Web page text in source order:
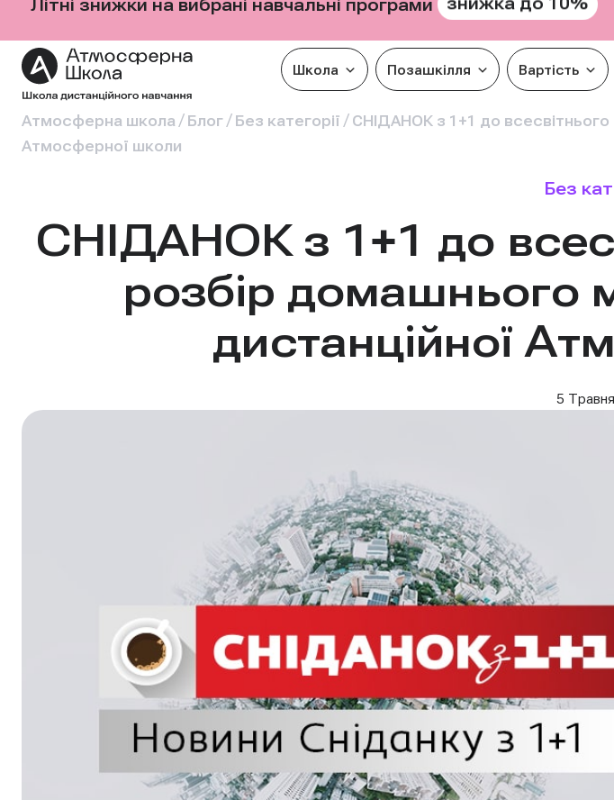
Літні знижки на вибрані навчальні програми
Школа Позашкілля Вартість
Атмосферна школа / Блог / Без категорії / СНІДАНОК з 1+1 до всесвітнього
Атмосферної школи
Без
СНІДАНОК з 1+1 до
розбір домашнього
дистанційної
5